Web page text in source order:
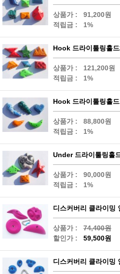
상품가 :
91,200원
적립금 :
1%
Hook 드라이툴링홀
상품가 :
121,200원
적립금 :
1%
Hook 드라이툴링홀
상품가 :
88,800원
적립금 :
1%
Under 드라이툴링홀
상품가 :
90,000원
적립금 :
1%
디스커버리 클라이밍
상품가 :
74,400원
할인가 :
59,500원
디스커버리 클라이밍